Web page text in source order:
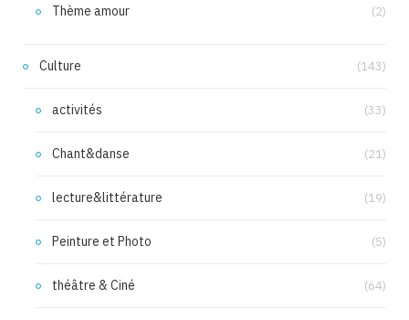
Thème amour (2)
Culture (143)
activités (33)
Chant&danse (21)
lecture&littérature (19)
Peinture et Photo (5)
théâtre & Ciné (64)